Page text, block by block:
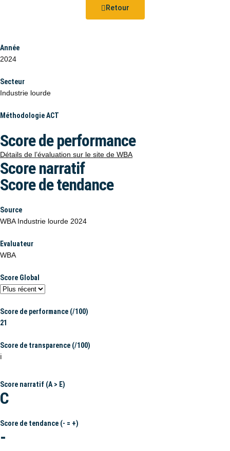
Retour
Année
2024
Secteur
Industrie lourde
Méthodologie ACT
Score de performance
Détails de l’évaluation sur le site de WBA
Score narratif
Score de tendance
Source
WBA Industrie lourde 2024
Evaluateur
WBA
Score Global
Score de performance (/100)
21
Score de transparence (/100)
ℹ️
Score narratif (A > E)
C
Score de tendance (- = +)
-